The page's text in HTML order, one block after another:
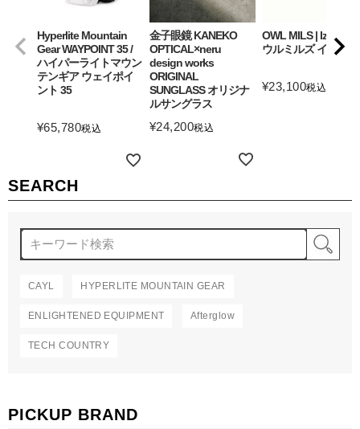
SEARCH
CAYL HYPERLITE MOUNTAIN GEAR
ENLIGHTENED EQUIPMENT Afterglow
TECH COUNTRY
PICKUP BRAND
Hyperlite Mountain
Gear WAYPOINT 35 /
ハイパーライトマウン
テンギア ウェイポイ
ント 35
¥65,780税込
金子眼鏡 KANEKO
OPTICAL×neru
design works
ORIGINAL
SUNGLASS オリジナ
ルサングラス
¥24,200税込
OWL MILS | Izanagi
ウルミルズ イザナギ
¥23,100税込